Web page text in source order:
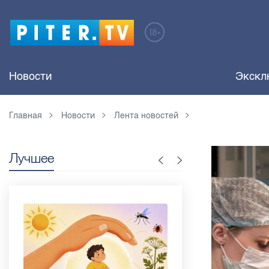
Новости
Главная Новости Лента новостей
Лучшее